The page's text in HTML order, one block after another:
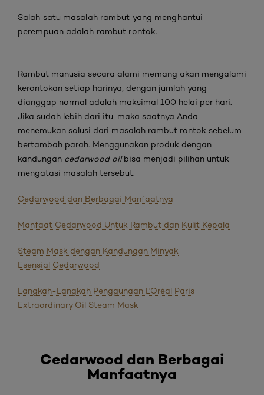
Salah satu masalah rambut yang menghantui
perempuan adalah rambut rontok.
Rambut manusia secara alami memang akan mengalami
kerontokan setiap harinya, dengan jumlah yang
dianggap normal adalah maksimal 100 helai per hari.
Jika sudah lebih dari itu, maka saatnya Anda
menemukan solusi dari masalah rambut rontok sebelum
bertambah parah. Menggunakan produk dengan
kandungan cedarwoodoilbisa menjadi pilihan untuk
mengatasi masalah tersebut.
Cedarwood dan Berbagai Manfaatnya
Manfaat Cedarwood Untuk Rambut dan Kulit Kepala
Steam Mask dengan Kandungan Minyak
Esensial Cedarwood
Langkah-Langkah Penggunaan L'Oréal Paris
Extraordinary Oil Steam Mask
Cedarwood dan Berbagai
Manfaatnya